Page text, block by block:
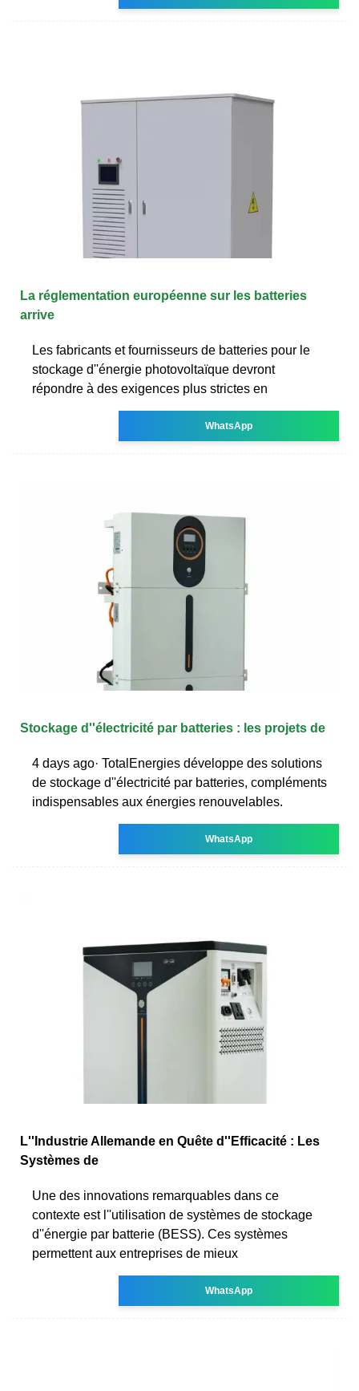
La réglementation européenne sur les batteries
arrive
Les fabricants et fournisseurs de batteries pour le
stockage d''énergie photovoltaïque devront
répondre à des exigences plus strictes en
WhatsApp
Stockage d''électricité par batteries : les projets de
4 days ago· TotalEnergies développe des solutions
de stockage d''électricité par batteries, compléments
indispensables aux énergies renouvelables.
WhatsApp
L''Industrie Allemande en Quête d''Efficacité : Les
Systèmes de
Une des innovations remarquables dans ce
contexte est l''utilisation de systèmes de stockage
d''énergie par batterie (BESS). Ces systèmes
permettent aux entreprises de mieux
WhatsApp